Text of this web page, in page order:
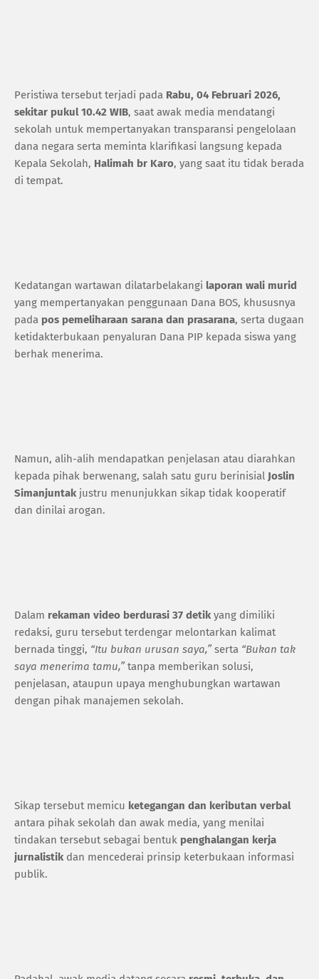
Peristiwa tersebut terjadi pada Rabu, 04 Februari 2026,
sekitar pukul 10.42 WIB, saat awak media mendatangi
sekolah untuk mempertanyakan transparansi pengelolaan
dana negara serta meminta klarifikasi langsung kepada
Kepala Sekolah, Halimah br Karo, yang saat itu tidak berada
di tempat.
Kedatangan wartawan dilatarbelakangi laporan wali murid
yang mempertanyakan penggunaan Dana BOS, khususnya
pada pos pemeliharaan sarana dan prasarana, serta dugaan
ketidakterbukaan penyaluran Dana PIP kepada siswa yang
berhak menerima.
Namun, alih-alih mendapatkan penjelasan atau diarahkan
kepada pihak berwenang, salah satu guru berinisial Joslin
Simanjuntak justru menunjukkan sikap tidak kooperatif
dan dinilai arogan.
Dalam rekaman video berdurasi 37 detik yang dimiliki
redaksi, guru tersebut terdengar melontarkan kalimat
bernada tinggi, “Itu bukan urusan saya,” serta “Bukan tak
saya menerima tamu,” tanpa memberikan solusi,
penjelasan, ataupun upaya menghubungkan wartawan
dengan pihak manajemen sekolah.
Sikap tersebut memicu ketegangan dan keributan verbal
antara pihak sekolah dan awak media, yang menilai
tindakan tersebut sebagai bentuk penghalangan kerja
jurnalistik dan mencederai prinsip keterbukaan informasi
publik.